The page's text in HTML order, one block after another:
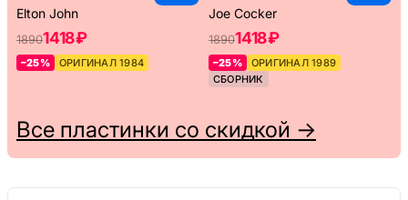
Elton John
18901418 ₽
–25% ОРИГИНАЛ 1984
Joe Cocker
18901418 ₽
–25%
ОРИГИНАЛ 1989
СБОРНИК
Все пластинки со скидкой →